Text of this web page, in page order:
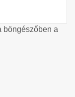
böngészőben a